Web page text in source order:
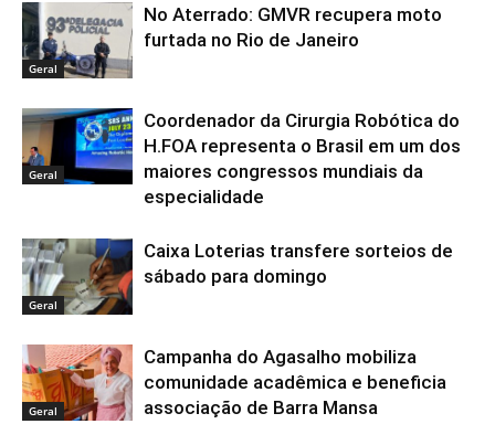
Geral
No Aterrado: GMVR recupera moto
furtada no Rio de Janeiro
Geral
Coordenador da Cirurgia Robótica do
H.FOA representa o Brasil em um dos
maiores congressos mundiais da
especialidade
Geral
Caixa Loterias transfere sorteios de
sábado para domingo
Geral
Campanha do Agasalho mobiliza
comunidade acadêmica e beneficia
associação de Barra Mansa